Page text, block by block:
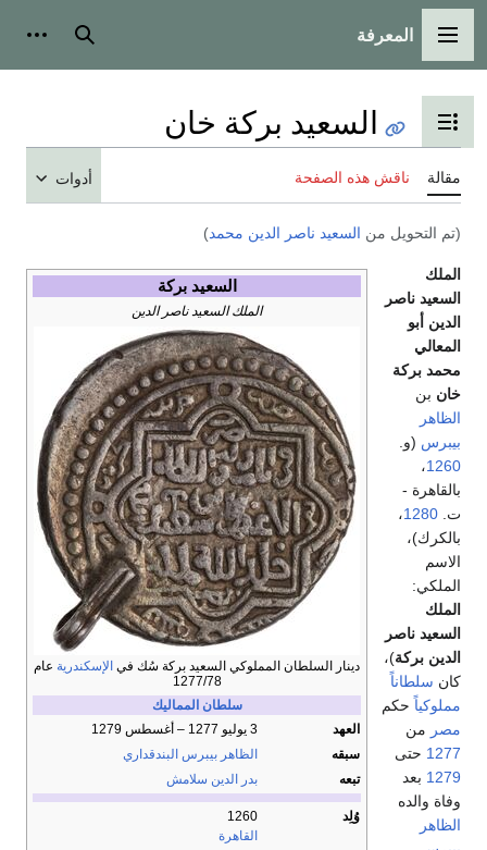
القائمة الرئيسية
المعرفة بحث
تبديل عرض جدول المحتويات
السعيد بركة خان
مقالة ناقش هذه الصفحة أدوات
(تم التحويل من السعيد ناصر الدين محمد)
السعيد بركة
الملك السعيد ناصر الدين
دينار السلطان المملوكي السعيد بركة سُك في الإسكندرية عام
1277/78
سلطان المماليك
العهد
3 يوليو 1277 – أغسطس 1279
سبقه
الظاهر بيبرس البندقداري
تبعه
بدر الدين سلامش
وُلِد
1260
القاهرة
الملك
السعيد ناصر
الدين أبو
المعالي
محمد بركة
خان بن
الظاهر
بيبرس (و.
1260،
بالقاهرة -
ت. 1280،
بالكرك)،
الاسم
الملكي:
الملك
السعيد ناصر
الدين بركة)،
كان سلطاناً
مملوكياً حكم
مصر من
1277 حتى
1279 بعد
وفاة والده
الظاهر